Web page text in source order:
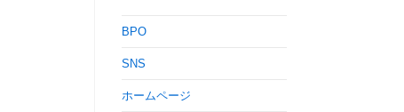
BPO
SNS
ホームページ